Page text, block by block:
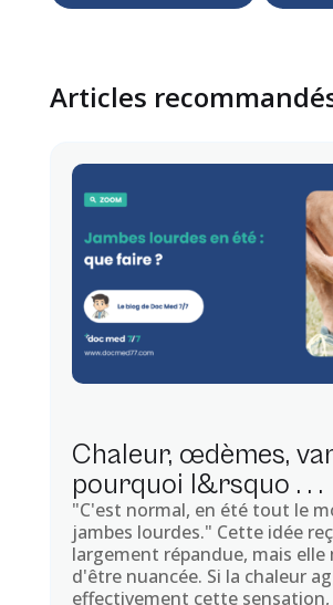
Articles
Chaleur, œdèmes,
pourquoi l&rsquo . . .
"C'est normal, en été tout le
jambes lourdes." Cette idée
largement répandue, mais elle
d'être nuancée. Si la chaleur
effectivement cette sensation,